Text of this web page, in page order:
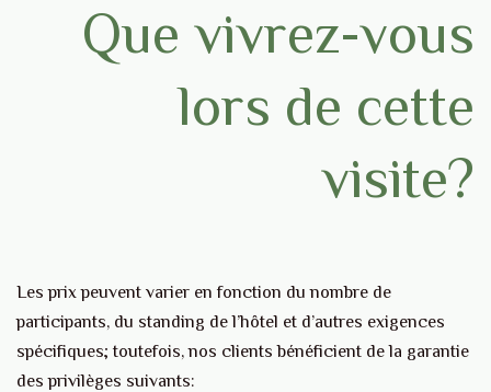
Que vivrez-vous
lors de cette
visite?
Les prix peuvent varier en fonction du nombre de
participants, du standing de l’hôtel et d’autres exigences
spécifiques; toutefois, nos clients bénéficient de la garantie
des privilèges suivants: